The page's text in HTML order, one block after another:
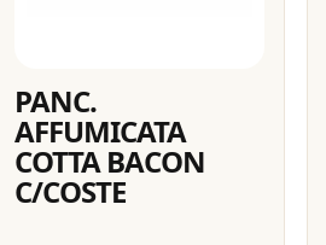
PANC.
AFFUMICATA
COTTA BACON
C/COSTE